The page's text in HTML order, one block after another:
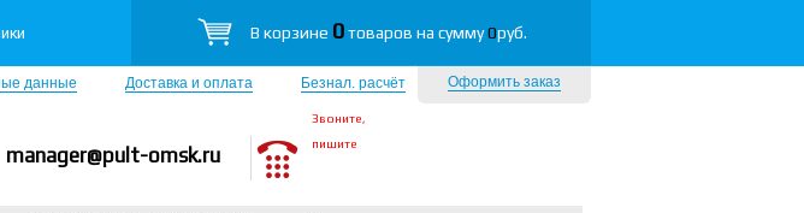
В корзине 0товаров на сумму0руб.
Оформить заказ
данные Доставка и оплата Безнал. расчёт
manager@pult-omsk.ru
Звоните,
пишите